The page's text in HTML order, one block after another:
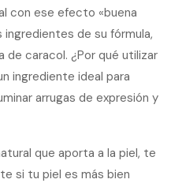
con ese efecto «buena
de su fórmula,
caracol. ¿Por qué utilizar
ingrediente ideal para
arrugas de expresión y
que aporta a la piel, te
si tu piel es más bien